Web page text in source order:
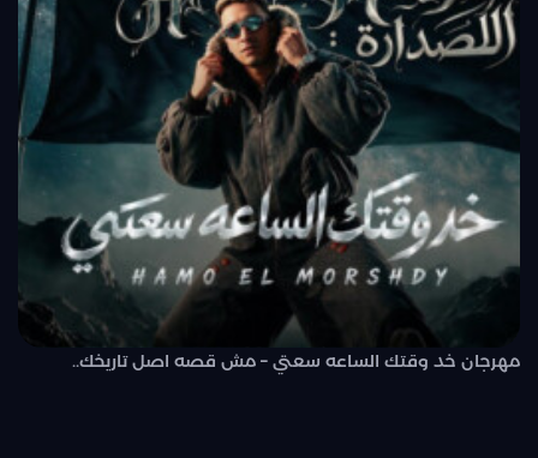
مهرجان خد وقتك الساعه سعتي – مش قصه اصل تاريخك..